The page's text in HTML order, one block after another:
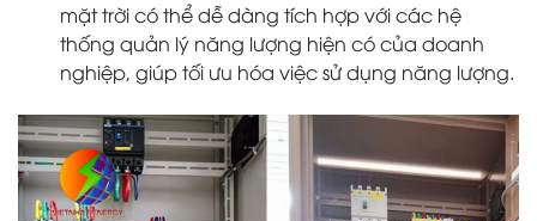
mặt trời có thể dễ dàng tích hợp với các hệ
thống quản lý năng lượng hiện có của doanh
nghiệp, giúp tối ưu hóa việc sử dụng năng lượng.